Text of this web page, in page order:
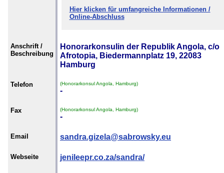
Hier klicken für umfangreiche Informationen /
Online-Abschluss
Anschrift /
Beschreibung
Honorarkonsulin der Republik Angola, c/o
Afrotopia, Biedermannplatz 19, 22083
Hamburg
Telefon (Honorarkonsul Angola, Hamburg)
-
Fax (Honorarkonsul Angola, Hamburg)
-
Email sandra.gizela@sabrowsky.eu
Webseite jenileepr.co.za/sandra/